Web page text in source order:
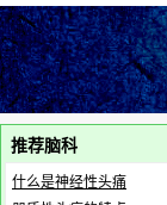
推荐脑科
什么是神经性头痛